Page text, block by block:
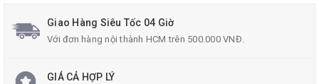
Giao Hàng Siêu Tốc 04 Giờ
Với đơn hàng nội thành HCM trên 500.000 VNĐ.
GIÁ CẢ HỢP LÝ